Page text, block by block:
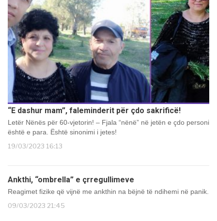
“E dashur mam”, faleminderit për çdo sakrificë!
Letër Nënës për 60-vjetorin! – Fjala “nënë” në jetën e çdo personi
është e para. Është sinonimi i jetes!
19/03/2023 16:13
Ankthi, “ombrella” e çrregullimeve
Reagimet fizike që vijnë me ankthin na bëjnë të ndihemi në panik.
09/03/2023 21:45